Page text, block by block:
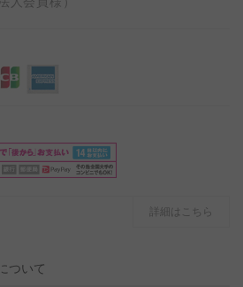
詳細はこちら
ついて